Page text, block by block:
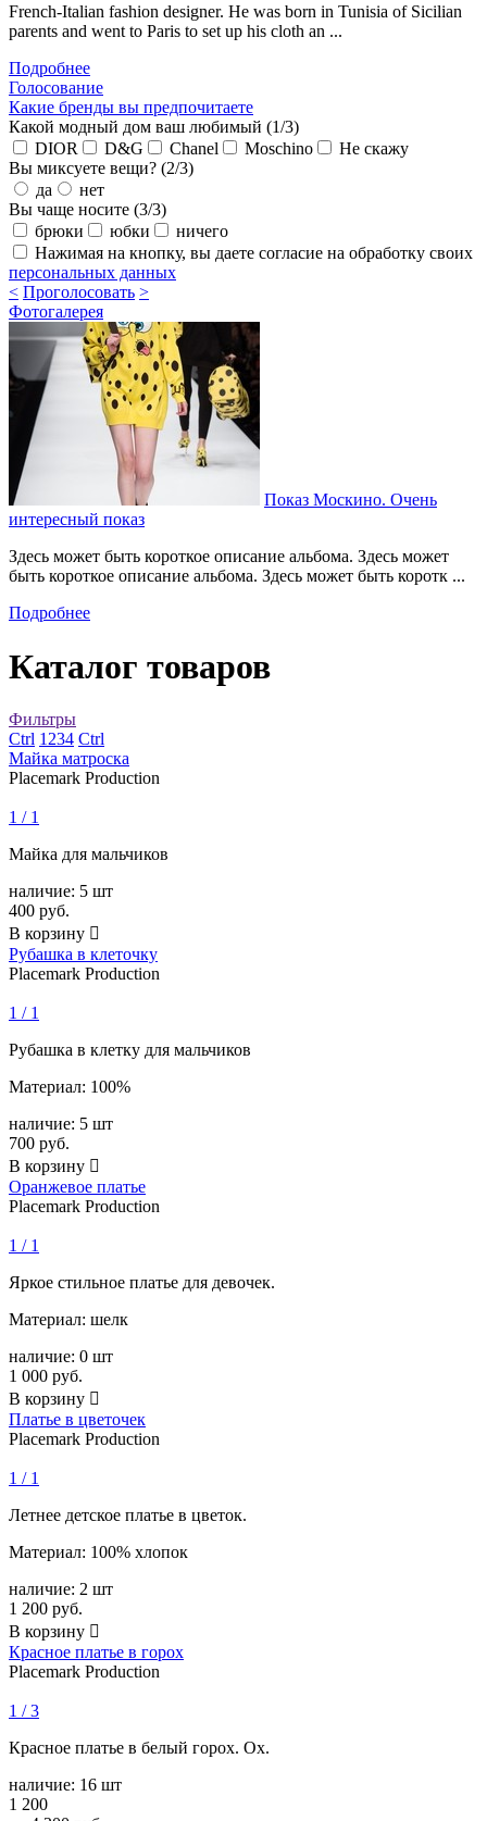
French-Italian fashion designer. He was born in Tunisia of Sicilian
parents and went to Paris to set up his cloth an ...
Подробнее
Голосование
Какие бренды вы предпочитаете
Какой модный дом ваш любимый (1/3)
DIOR
D&G Chanel Moschino
Не скажу
Вы миксуете вещи? (2/3)
да
нет
Вы чаще носите (3/3)
брюки
юбки
ничего
Нажимая на кнопку, вы даете согласие на обработку своих
персональных данных
< Проголосовать >
Фотогалерея
Показ Москино. Очень
интересный показ
Здесь может быть короткое описание альбома. Здесь может
быть короткое описание альбома. Здесь может быть коротк ...
Подробнее
Каталог товаров
Фильтры
Ctrl 1 234 Ctrl
Майка матроска
Placemark Production
1 / 1
Майка для мальчиков
наличие: 5 шт
400 руб.
В корзину 
Рубашка в клеточку
Placemark Production
1 / 1
Рубашка в клетку для мальчиков
Материал: 100%
наличие: 5 шт
700 руб.
В корзину 
Оранжевое платье
Placemark Production
1 / 1
Яркое стильное платье для девочек.
Материал: шелк
наличие: 0 шт
1 000 руб.
В корзину 
Платье в цветочек
Placemark Production
1 / 1
Летнее детское платье в цветок.
Материал: 100% хлопок
наличие: 2 шт
1 200 руб.
В корзину 
Красное платье в горох
Placemark Production
1 / 3
Красное платье в белый горох. Ох.
наличие: 16 шт
1 200